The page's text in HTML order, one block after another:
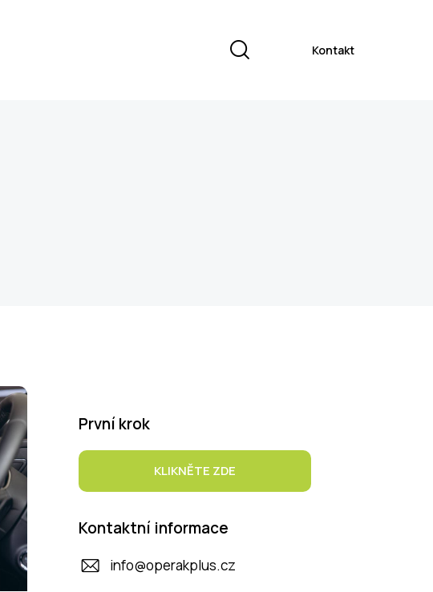
Kontakt
První krok
KLIKNĚTE ZDE
Kontaktní informace
info@operakplus.cz